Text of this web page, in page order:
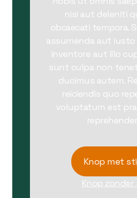
nisi aut deleniti
obcaecati tempora.
assumenda aut
inventore aut illo
sunt culpa non
ducimus autem.
reiciendis quo
voluptatum est
Knop met
Knop zonder